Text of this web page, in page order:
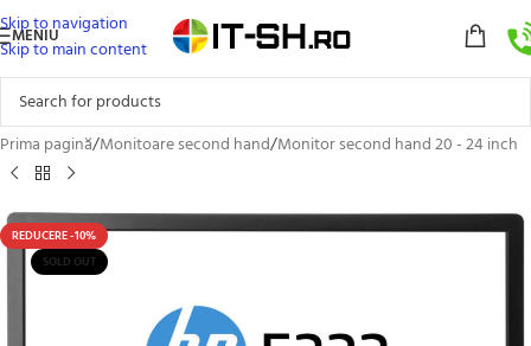
Skip to navigation
Skip to main content
MENIU
Prima pagină/Monitoare second hand/Monitor second hand 20 - 24 inch
REDUCERE -10%
SOLD OUT